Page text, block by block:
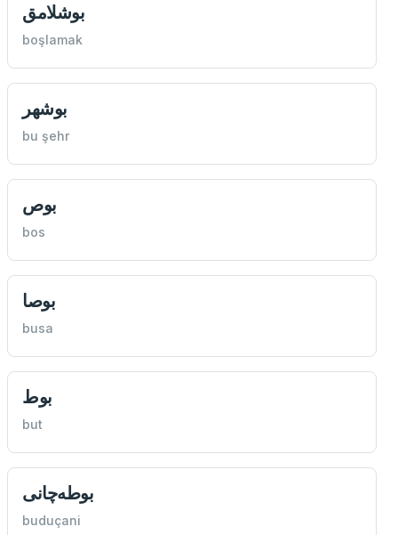
بوشلامق
boşlamak
بوشهر
bu şehr
بوص
bos
بوصا
busa
بوط
but
بوطه‌چانی
buduçani